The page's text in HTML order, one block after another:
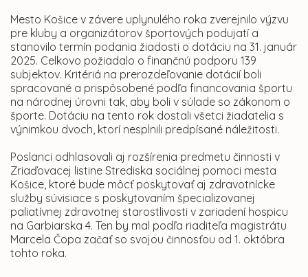
Mesto Košice v závere uplynulého roka zverejnilo výzvu
pre kluby a organizátorov športových podujatí a
stanovilo termín podania žiadosti o dotáciu na 31. január
2025. Celkovo požiadalo o finančnú podporu 139
subjektov. Kritériá na prerozdeľovanie dotácií boli
spracované a prispôsobené podľa financovania športu
na národnej úrovni tak, aby boli v súlade so zákonom o
športe. Dotáciu na tento rok dostali všetci žiadatelia s
výnimkou dvoch, ktorí nesplnili predpísané náležitosti.
Poslanci odhlasovali aj rozšírenia predmetu činnosti v
Zriaďovacej listine Strediska sociálnej pomoci mesta
Košice, ktoré bude môcť poskytovať aj zdravotnícke
služby súvisiace s poskytovaním špecializovanej
paliatívnej zdravotnej starostlivosti v zariadení hospicu
na Garbiarska 4. Ten by mal podľa riaditeľa magistrátu
Marcela Čopa začať so svojou činnosťou od 1. októbra
tohto roka.